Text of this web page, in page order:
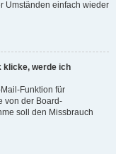
Umständen einfach wieder
klicke, werde ich
Funktion für
von der Board-
soll den Missbrauch